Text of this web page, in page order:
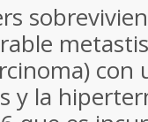
con
y la